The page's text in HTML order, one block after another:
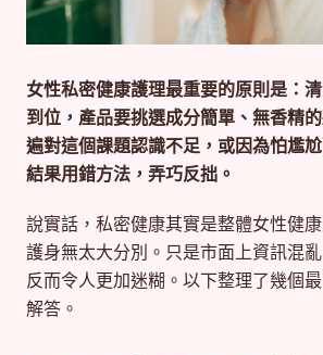
女性私密健康護理最重要的原則是：
到位，產品要挑選成分簡單、無香精
遍對這個課題認識不足，或因為怕尷
結果用錯方法，弄巧反拙。
說實話，私密健康其實是整體女性健
護身無太大分別。只是市面上資訊混
反而令人更加迷糊。以下整理了幾個
解答。